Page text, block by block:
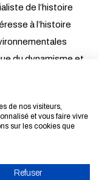
de l’histoire
à l’histoire
du dynamisme et
Ses projets
des littoraux.
Sciences Po, il a été
Environment and
à l’Institut
de nos visiteurs,
et vous faire vivre
sur les cookies que
Refuser